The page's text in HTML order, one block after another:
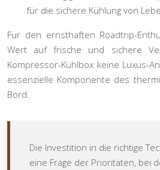
für die sichere Kühlung von
Für den ernsthaften Roadtrip-
Wert auf frische und sichere
Kompressor-Kühlbox keine Luxus-
essenzielle Komponente des
Bord.
Die Investition in die richtige
eine Frage der Prioritäten, bei